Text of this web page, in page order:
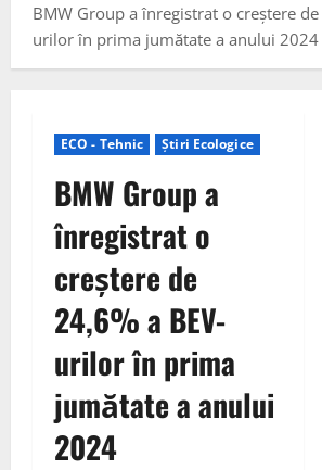
BMW Group a înregistrat o creștere de
urilor în prima jumătate a anului 2024
ECO - Tehnic Știri Ecologice
BMW Group a
înregistrat o
creștere de
24,6% a BEV-
urilor în prima
jumătate a anului
2024